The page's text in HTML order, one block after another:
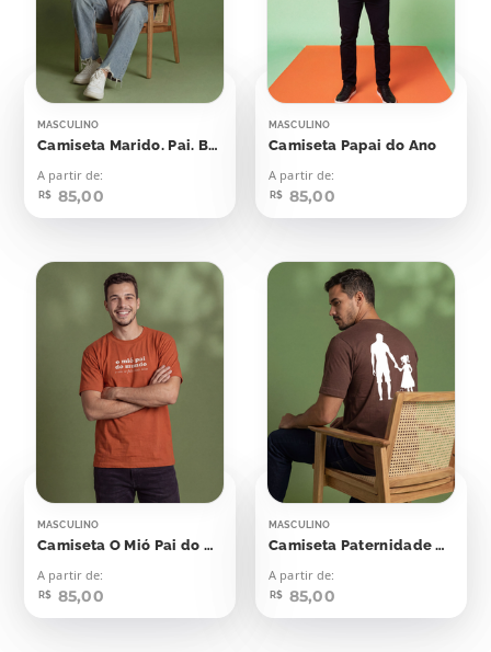
MASCULINO
Camiseta Marido. Pai. Bluesman. Lenda
A partir de:
R$ 85,00
MASCULINO
Camiseta Papai do Ano
A partir de:
R$ 85,00
MASCULINO
Camiseta O Mió Pai do Mundo
A partir de:
R$ 85,00
MASCULINO
Camiseta Paternidade Pai Ministério
A partir de:
R$ 85,00